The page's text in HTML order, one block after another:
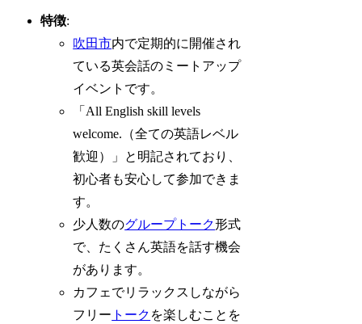
特徴:
吹田市内で定期的に開催され
ている英会話のミートアップ
イベントです。
「All English skill levels
welcome.（全ての英語レベル
歓迎）」と明記されており、
初心者も安心して参加できま
す。
少人数のグループトーク形式
で、たくさん英語を話す機会
があります。
カフェでリラックスしながら
フリー トーク を楽しむことを